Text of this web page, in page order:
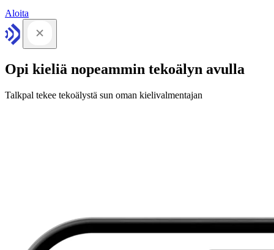
Aloita
Opi kieliä nopeammin tekoälyn avulla
Talkpal tekee tekoälystä sun oman kielivalmentajan